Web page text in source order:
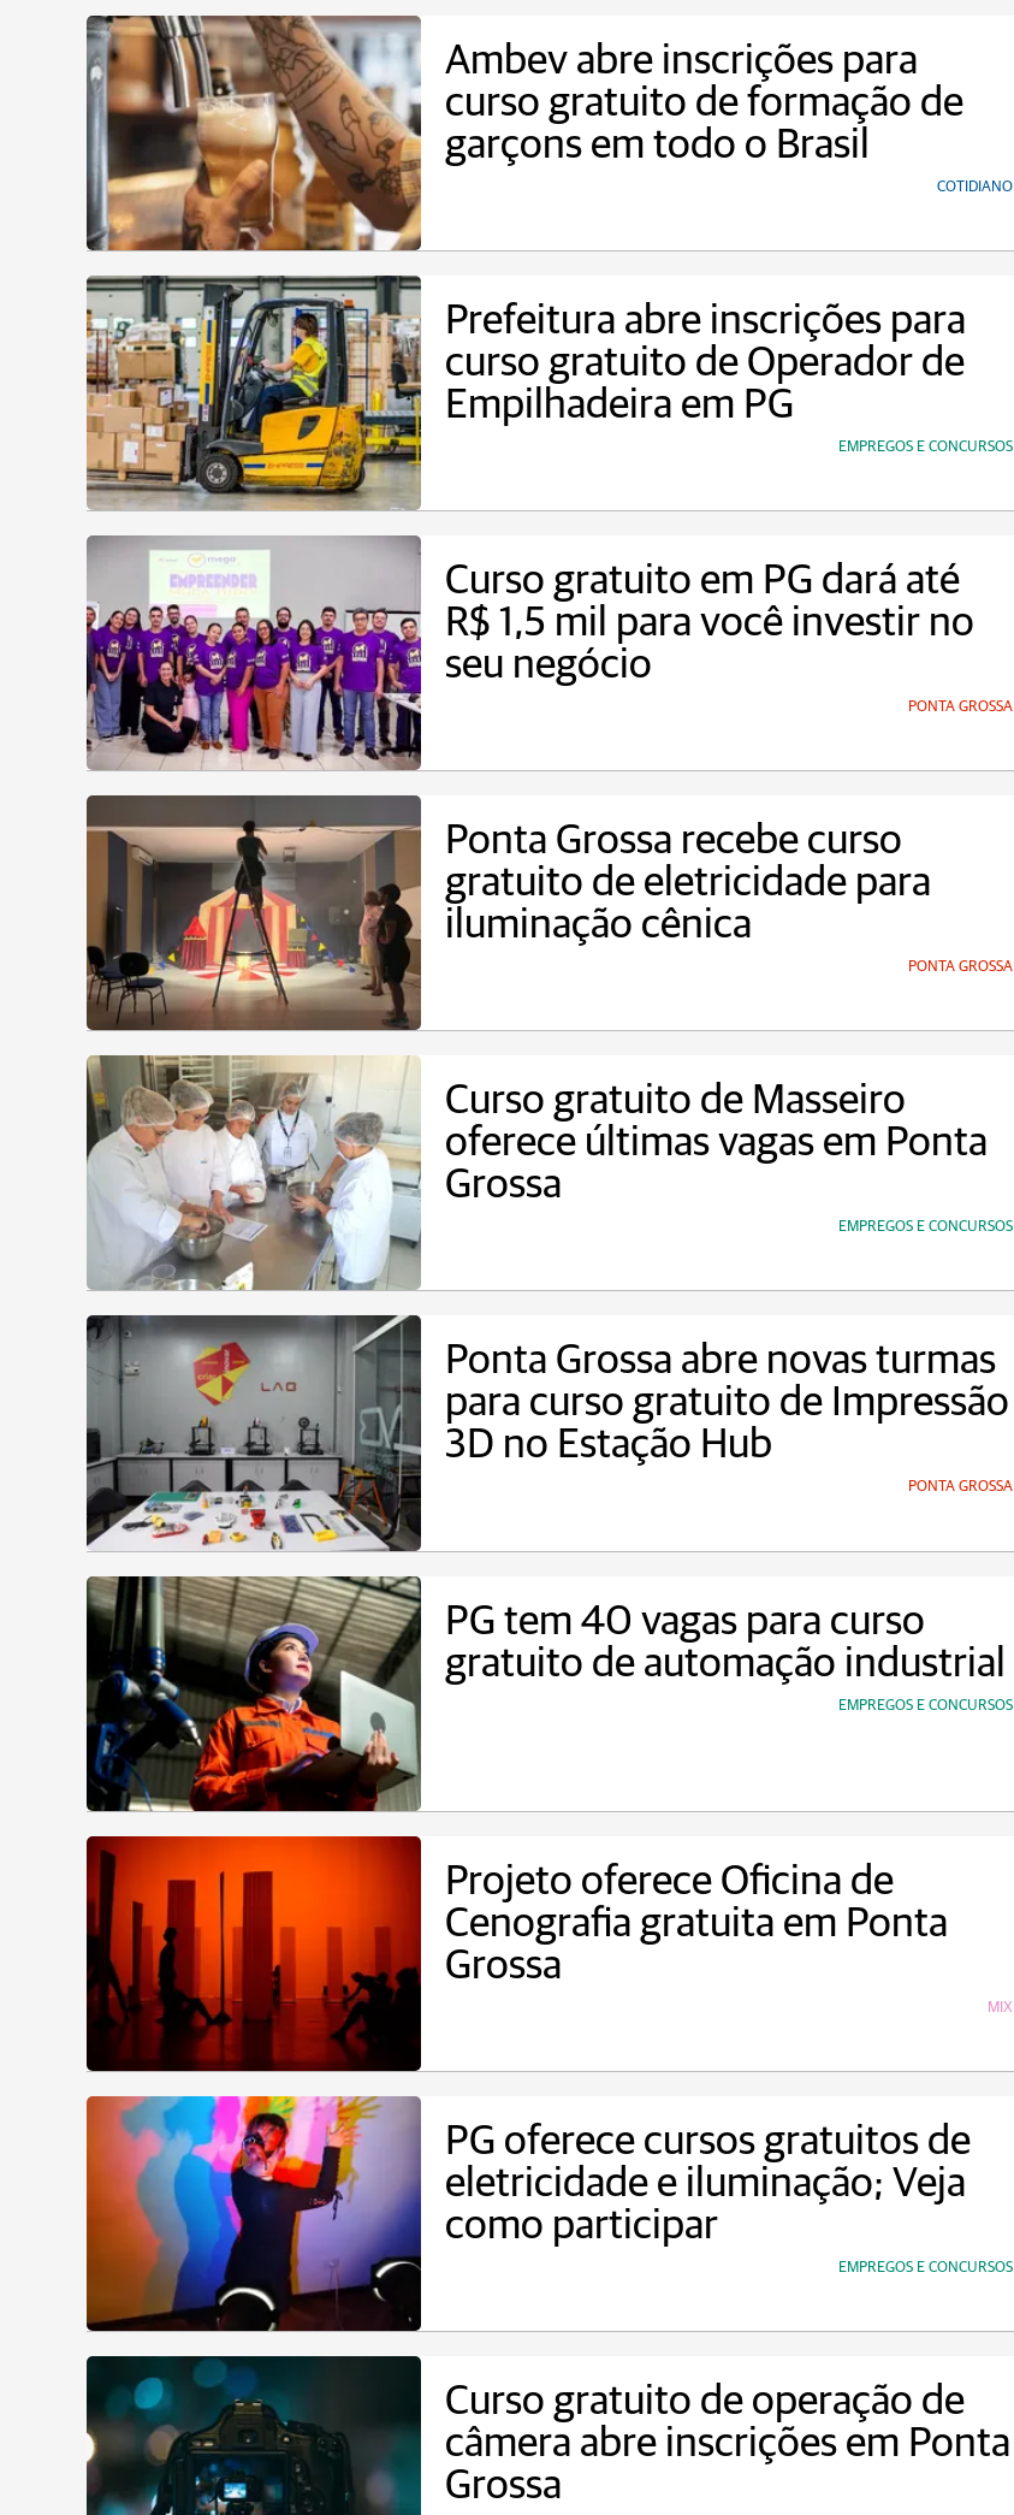
Ambev abre inscrições para
curso gratuito de formação de
garçons em todo o Brasil
COTIDIANO
Prefeitura abre inscrições para
curso gratuito de Operador de
Empilhadeira em PG
EMPREGOS E CONCURSOS
Curso gratuito em PG dará até
R$ 1,5 mil para você investir no
seu negócio
PONTA GROSSA
Ponta Grossa recebe curso
gratuito de eletricidade para
iluminação cênica
PONTA GROSSA
Curso gratuito de Masseiro
oferece últimas vagas em Ponta
Grossa
EMPREGOS E CONCURSOS
Ponta Grossa abre novas turmas
para curso gratuito de Impressão
3D no Estação Hub
PONTA GROSSA
PG tem 40 vagas para curso
gratuito de automação industrial
EMPREGOS E CONCURSOS
Projeto oferece Oficina de
Cenografia gratuita em Ponta
Grossa
MIX
PG oferece cursos gratuitos de
eletricidade e iluminação; Veja
como participar
EMPREGOS E CONCURSOS
Curso gratuito de operação de
câmera abre inscrições em Ponta
Grossa